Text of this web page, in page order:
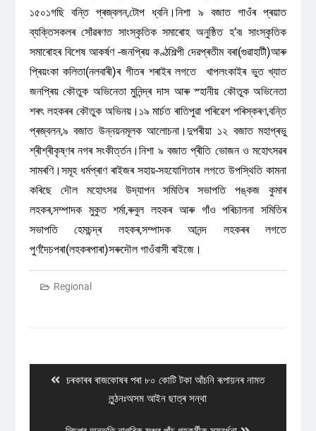
১৫০১গছি বন্তি প্ৰজ্বলন,টোপ ধ্বনি।নিশা ৯ বজাত গাওঁৰ প্ৰয়াত
ব্যক্তিসকলৰ সোঁৱৰণত সাংস্কৃতিক সমাৰোহ অনুষ্ঠিত হ’ব৷ সাংস্কৃতিক
সমাৰোহৰ বিশেষ আকৰ্ষণ -জনপ্ৰিয় কণ্ঠশিল্পী দেৱপ্ৰতীম বৰা(গুৱাহাটী)আৰু
প্ৰিয়ংকা কলিতা(নলবাৰী)ৰ গীতৰ শৰাইৰ লগতে খাপলংকাইৰ ভুত খ্যাত
জনপ্ৰিয় কৌতুক অভিনেতা মুনিন্দ্ৰ দাস আৰু স্হানীয় কৌতুক অভিনেতা
শৰৎ লহকৰৰ কৌতুক অভিনয়।১৯ মাৰ্চত ৰাতিপুৱা পৰিৱেশ পৰিস্কৰণ,বন্তি
প্ৰজ্বলন,৯ বজাত উন্নয়নমূলক আলোচনা।দুপৰীয়া ১২ বজাত মহাপ্ৰভু
শ্ৰীশ্ৰীকৃষ্ণৰ নগৰ সংকীৰ্ত্তন।নিশা ৯ বজাত প্ৰীতি ভোজন ও মহোৎসৱৰ
সামৰণি।সমূহ ধৰ্মপ্ৰাণ ৰাইজৰ সহায়-সহযোগিতাৰ লগতে উপস্থিতি কামনা
কৰিছে দৌল মহোৎসৱ উদ্‌যাপন সমিতিৰ সভাপতি পঙ্কজ কুমাৰ
লহকৰ,সম্পাদক মুকুত শৰ্মা,ৰুবুল লহকৰ আৰু গাঁও পৰিচালনা সমিতিৰ
সভাপতি হেমচন্দ্ৰ লহকৰ,সম্পাদক আনন্দ লহকৰৰ লগতে
পুৰ্ণদৈচপৰা(লহকৰপাৰা)সৰুদৌল গাওঁবাসী ৰাইজে।
Regional
Previous
চৰকাৰৰ ৰাজকোষৰ পৰা ৮০ কোটি টকা আঁচনি ৰূপায়নৰ নামত
লুন্ঠনঃঅসম আইন ছাত্ৰ সন্থা